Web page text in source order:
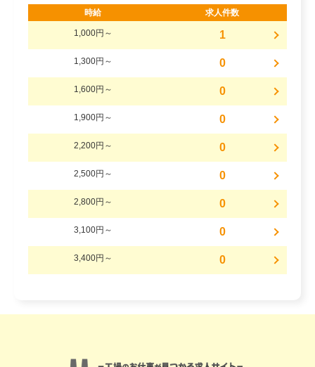
時給 求人件数
1,000円～ 1
1,300円～ 0
1,600円～ 0
1,900円～ 0
2,200円～ 0
2,500円～ 0
2,800円～ 0
3,100円～ 0
3,400円～ 0